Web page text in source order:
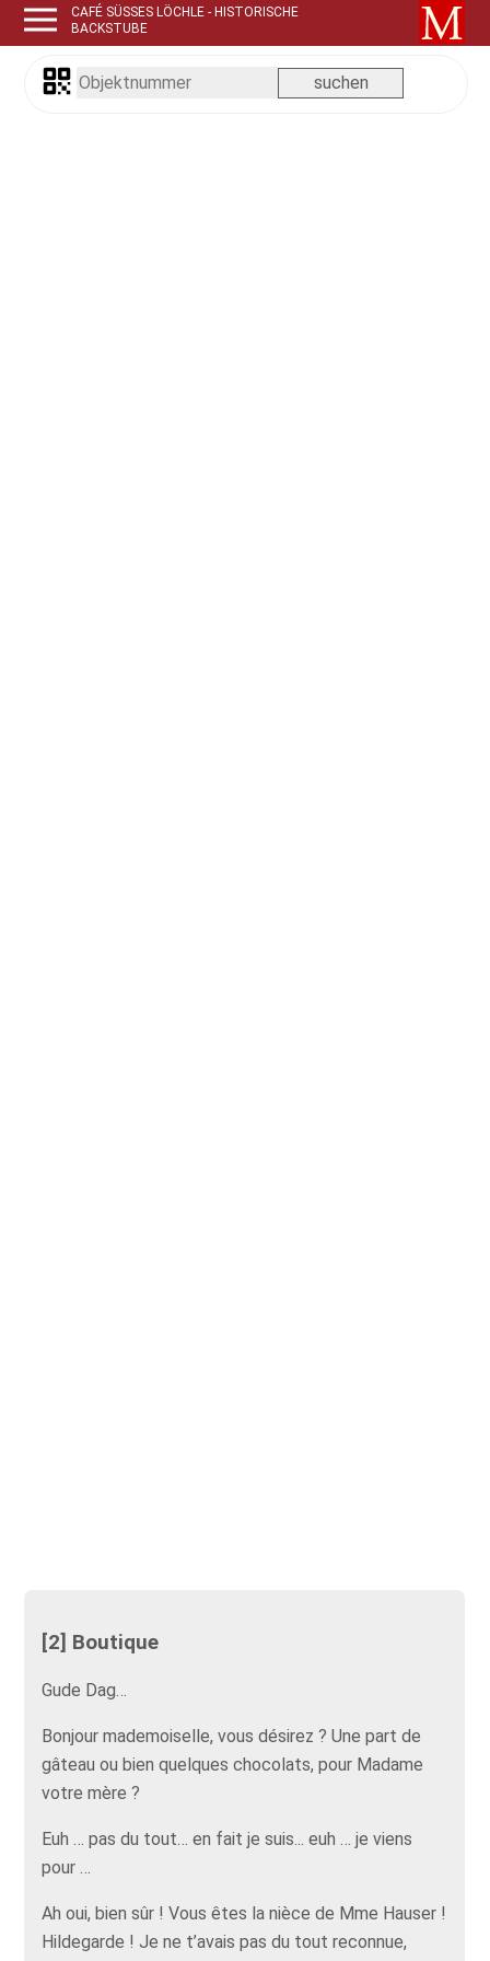
CAFÉ SÜSSES LÖCHLE - HISTORISCHE B
ACKSTUBE
[2] Boutique
Gude Dag…
Bonjour mademoiselle, vous désirez ? Une part de
gâteau ou bien quelques chocolats, pour Madame
votre mère ?
Euh … pas du tout… en fait je suis... euh … je viens
pour …
Ah oui, bien sûr ! Vous êtes la nièce de Mme Hauser !
Hildegarde ! Je ne t’avais pas du tout reconnue,